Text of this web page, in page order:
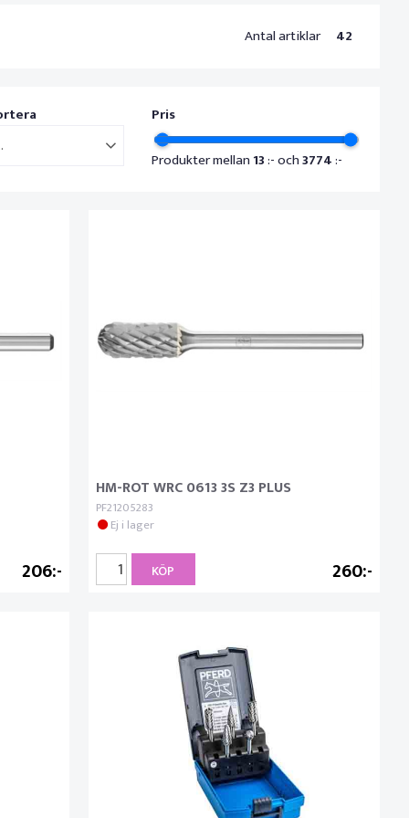
Antal artiklar 42
Pris
Produkter mellan 13:- och3774:-
206
HM-ROT WRC 0613 3S Z3 PLUS
PF21205283
Ej i lager
260
KÖP